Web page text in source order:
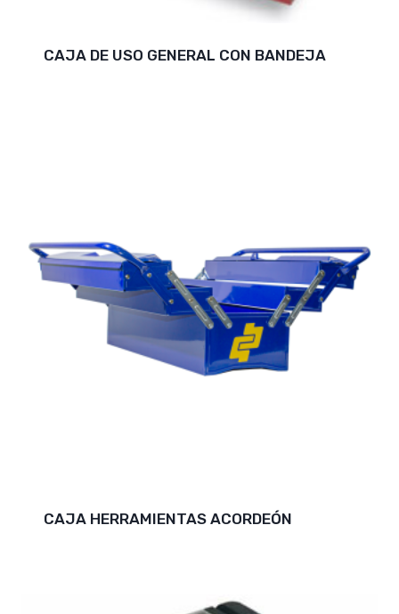
CAJA DE USO GENERAL CON BANDEJA
CAJA HERRAMIENTAS ACORDEÓN